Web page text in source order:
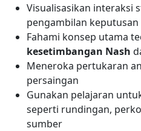
Visualisasikan interaksi
pengambilan
Fahami konsep utama
kesetimbangan Nash
Meneroka pertukaran
persaingan
Gunakan pelajaran
seperti rundingan,
sumber